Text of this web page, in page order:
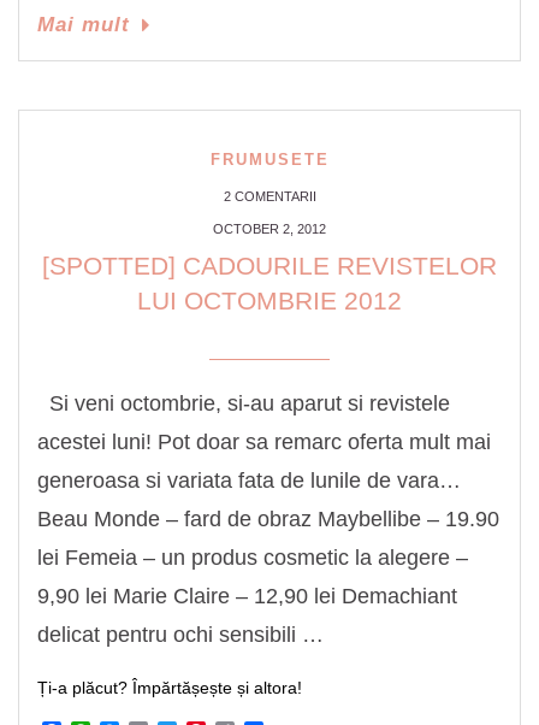
Mai mult
FRUMUSETE
2 COMENTARII
OCTOBER 2, 2012
[SPOTTED] CADOURILE REVISTELOR
LUI OCTOMBRIE 2012
Si veni octombrie, si-au aparut si revistele
acestei luni! Pot doar sa remarc oferta mult mai
generoasa si variata fata de lunile de vara…
Beau Monde – fard de obraz Maybellibe – 19.90
lei Femeia – un produs cosmetic la alegere –
9,90 lei Marie Claire – 12,90 lei Demachiant
delicat pentru ochi sensibili …
Ți-a plăcut? Împărtășește și altora!